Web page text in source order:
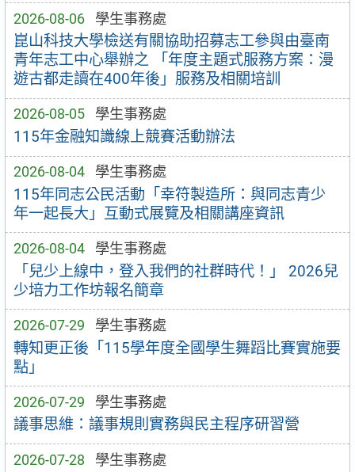
2026-08-06 學生事務處
崑山科技大學檢送有關協助招募志工參與由臺南
青年志工中心舉辦之 「年度主題式服務方案：漫
遊古都走讀在400年後」服務及相關培訓
2026-08-05 學生事務處
115年金融知識線上競賽活動辦法
2026-08-04 學生事務處
115年同志公民活動「幸符製造所：與同志青少
年一起長大」互動式展覽及相關講座資訊
2026-08-04 學生事務處
「兒少上線中，登入我們的社群時代！」 2026兒
少培力工作坊報名簡章
2026-07-29 學生事務處
轉知更正後「115學年度全國學生舞蹈比賽實施要
點」
2026-07-29 學生事務處
議事思維：議事規則實務與民主程序研習營
2026-07-28 學生事務處